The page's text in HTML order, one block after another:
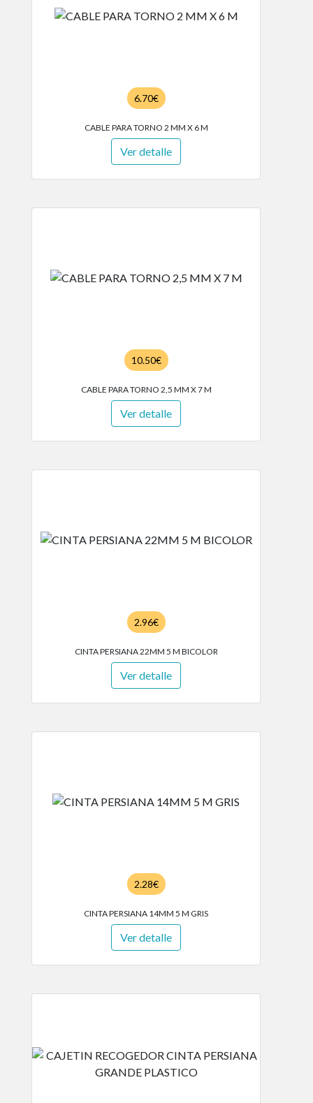
6.70€
CABLE PARA TORNO 2 MM X 6 M
Ver detalle
10.50€
CABLE PARA TORNO 2,5 MM X 7 M
Ver detalle
2.96€
CINTA PERSIANA 22MM 5 M BICOLOR
Ver detalle
2.28€
CINTA PERSIANA 14MM 5 M GRIS
Ver detalle